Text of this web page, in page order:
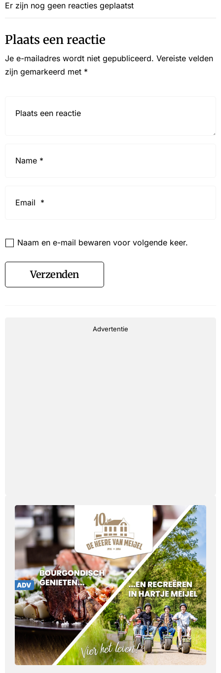
Er zijn nog geen reacties geplaatst
Plaats een reactie
Je e-mailadres wordt niet gepubliceerd. Vereiste velden
zijn gemarkeerd met *
Naam en e-mail bewaren voor volgende keer.
Verzenden
Advertentie